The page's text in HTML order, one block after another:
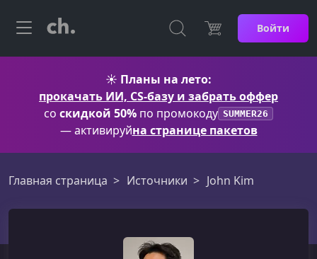
Войти
☀️ Планы на лето:
прокачать ИИ, CS-базу и забрать оффер
со скидкой 50% по промокоду SUMMER26
— активируйна странице пакетов
Главная страница Источники John Kim